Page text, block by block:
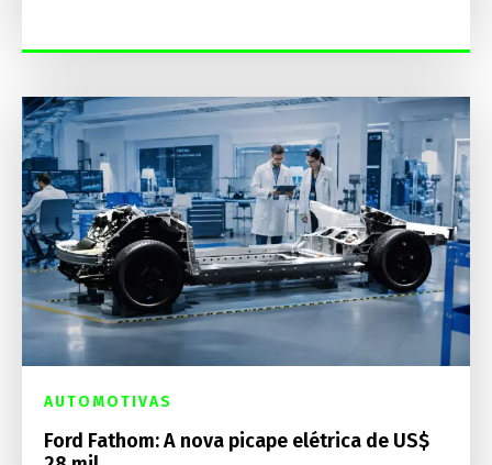
AUTOMOTIVAS
Ford Fathom: A nova picape elétrica de US$